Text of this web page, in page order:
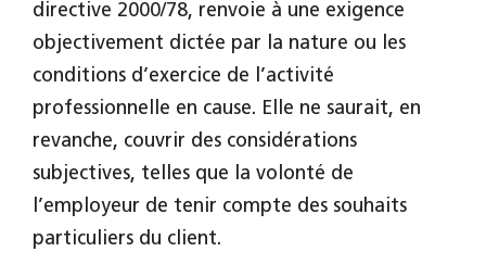
directive 2000/78, renvoie à une exigence
objectivement dictée par la nature ou les
conditions d’exercice de l’activité
professionnelle en cause. Elle ne saurait, en
revanche, couvrir des considérations
subjectives, telles que la volonté de
l’employeur de tenir compte des souhaits
particuliers du client.